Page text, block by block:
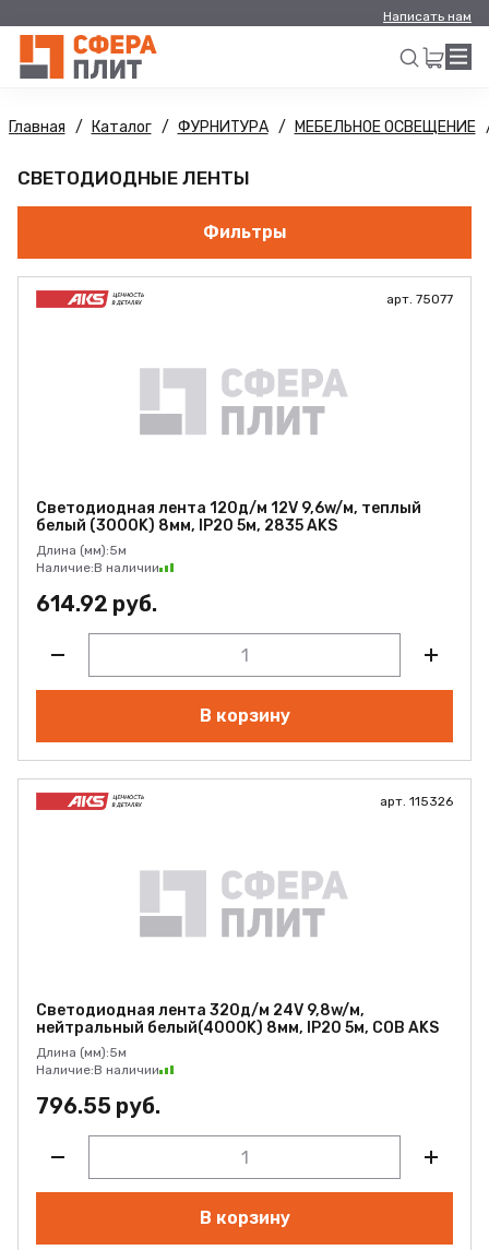
Написать нам
Искать
Главная Каталог ФУРНИТУРА МЕБЕЛЬНОЕ ОСВЕЩЕНИЕ
СВЕТОДИОДНЫЕ ЛЕНТЫ
Фильтры
арт. 75077
Светодиодная лента 120д/м 12V 9,6w/м, теплый
белый (3000K) 8мм, IP20 5м, 2835 AKS
Длина (мм):5м
Наличие:В наличии
614.92 руб.
В корзину
арт. 115326
Светодиодная лента 320д/м 24V 9,8w/м,
нейтральный белый(4000K) 8мм, IP20 5м, COB AKS
Длина (мм):5м
Наличие:В наличии
796.55 руб.
В корзину